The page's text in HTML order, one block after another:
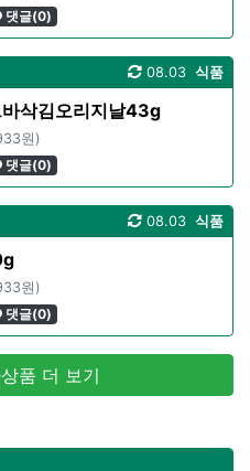
댓글(0)
식품
08.03
삭김오리지날43g
원)
댓글(0)
식품
08.03
원)
댓글(0)
품 더 보기